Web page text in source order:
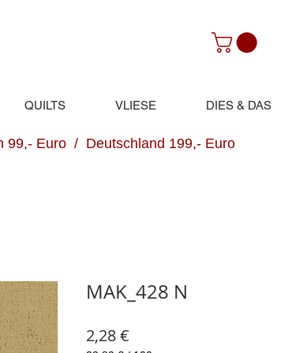
QUILTS VLIESE DIES & DAS
99,- Euro / Deutschland 199,- Euro
MAK_428 N
2,28 €